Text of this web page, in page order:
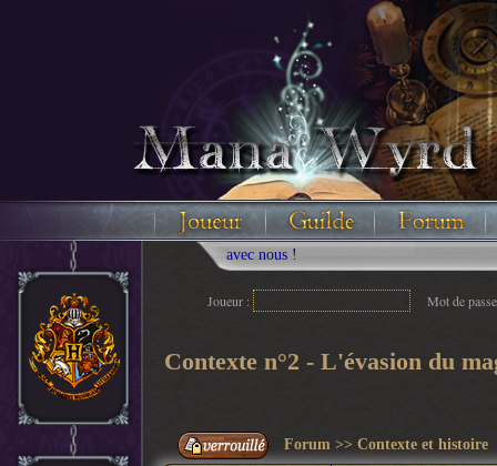
Joueur : Mot de
Contexte n°2 - L'évasion du
Forum >> Contexte et histoire